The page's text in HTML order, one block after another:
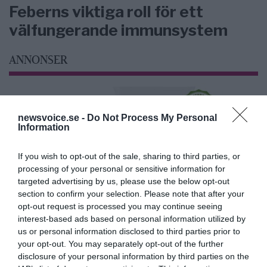
newsvoice.se - Do Not Process My Personal
Information
If you wish to opt-out of the sale, sharing to third parties, or
processing of your personal or sensitive information for
targeted advertising by us, please use the below opt-out
section to confirm your selection. Please note that after your
opt-out request is processed you may continue seeing
interest-based ads based on personal information utilized by
us or personal information disclosed to third parties prior to
your opt-out. You may separately opt-out of the further
disclosure of your personal information by third parties on the
Feberns viktiga roll för ett
välfungerande immunsystem
ANNONSER